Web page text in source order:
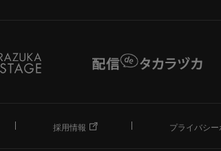
採用情報 プライバシ